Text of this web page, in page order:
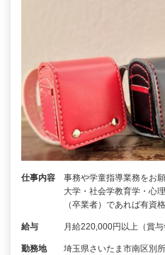
仕事内容
事務や学童指導業務をお
大学・社会学教育学・心
（卒業者）であれば有資
給与 月給220,000円以上（賞与
勤務地
埼玉県さいたま市南区別